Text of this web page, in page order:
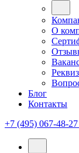
О
Блог
Контакты
+7 (495) 067-48-27